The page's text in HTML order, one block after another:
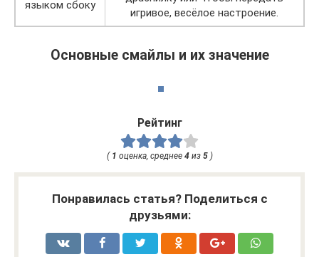
языком сбоку
игривое, весёлое настроение.
Основные смайлы и их значение
Рейтинг
( 1 оценка, среднее 4из 5)
Понравилась статья? Поделиться с
друзьями: